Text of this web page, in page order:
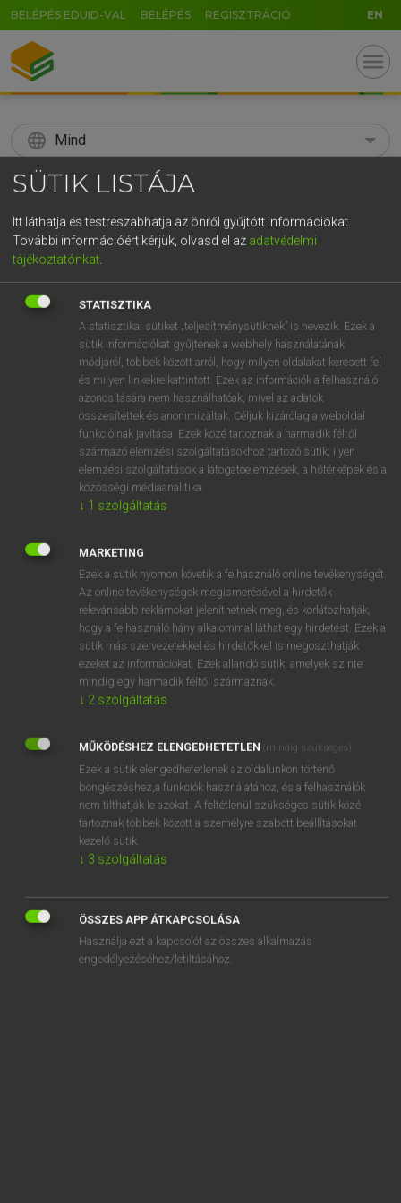
BELÉPÉS EDUID-VAL BELÉPÉS REGISZTRÁCIÓ EN
menu
language Mind
search
KERESÉS
Díjmentes angol szótár
speakeasy fn tiltott italmérés
engedély nélkül működő kocsma
⚲ speakeasykeresése szótárainkban
DÍJMENTES ANGOL SZÓTÁR
spaz
speakable
speak down
speakeasy
speaking
speaking trumpet
MICROSOFT OFFICE BŐVÍTMÉNY
BEÉPÜLŐ SZÓTÁRMODUL
ONLINE NYELVVIZSGA
SÜTIK LISTÁJA
Itt láthatja és testreszabhatja az önről gyűjtött információkat.
További információért kérjük, olvasd el az adatvédelmi
tájékoztatónkat
STATISZTIKA
A statisztikai sütiket „teljesítménysütiknek” is nevezik. Ezek a
sütik információkat gyűjtenek a webhely használatának
módjáról, többek között arról, hogy milyen oldalakat keresett fel
és milyen linkekre kattintott. Ezek az információk a felhasználó
azonosítására nem használhatóak, mivel az adatok
összesítettek és anonimizáltak. Céljuk kizárólag a weboldal
funkcióinak javítása. Ezek közé tartoznak a harmadik féltől
származó elemzési szolgáltatásokhoz tartozó sütik; ilyen
elemzési szolgáltatások a látogatóelemzések, a hőtérképek és a
közösségi médiaanalitika.
↓ 1 szolgáltatás
MARKETING
Ezek a sütik nyomon követik a felhasználó online tevékenységét.
Az online tevékenységek megismerésével a hirdetők
relevánsabb reklámokat jeleníthetnek meg, és korlátozhatják,
hogy a felhasználó hány alkalommal láthat egy hirdetést. Ezek a
sütik más szervezetekkel és hirdetőkkel is megoszthatják
ezeket az információkat. Ezek állandó sütik, amelyek szinte
mindig egy harmadik féltől származnak.
↓ 2 szolgáltatás
MŰKÖDÉSHEZ ELENGEDHETETLEN (mindig szükséges)
Ezek a sütik elengedhetetlenek az oldalunkon történő
böngészéshez,a funkciók használatához, és a felhasználók
nem tilthatják le azokat. A feltétlenül szükséges sütik közé
tartoznak többek között a személyre szabott beállításokat
kezelő sütik.
↓ 3 szolgáltatás
ÖSSZES APP ÁTKAPCSOLÁSA
Használja ezt a kapcsolót az összes alkalmazás
engedélyezéséhez/letiltásához.
GR
5 6 7 8 9 ö ü ó
r t z u i o p ő ú
k l ű
n m , . - AltGr